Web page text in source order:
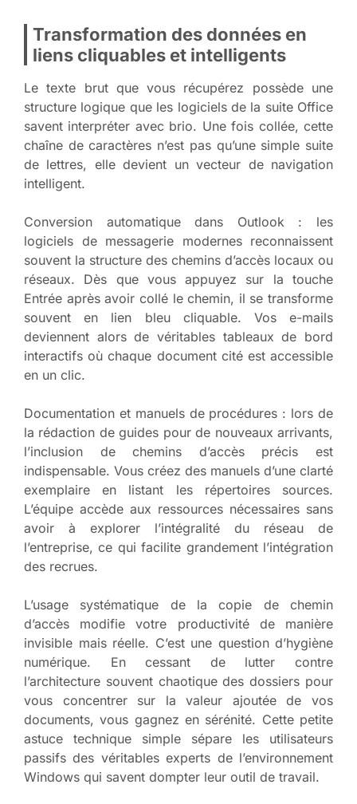
Transformation des données en
liens cliquables et intelligents
Le texte brut que vous récupérez possède une
structure logique que les logiciels de la suite Office
savent interpréter avec brio. Une fois collée, cette
chaîne de caractères n’est pas qu’une simple suite
de lettres, elle devient un vecteur de navigation
intelligent.
Conversion automatique dans Outlook : les
logiciels de messagerie modernes reconnaissent
souvent la structure des chemins d’accès locaux ou
réseaux. Dès que vous appuyez sur la touche
Entrée après avoir collé le chemin, il se transforme
souvent en lien bleu cliquable. Vos e-mails
deviennent alors de véritables tableaux de bord
interactifs où chaque document cité est accessible
en un clic.
Documentation et manuels de procédures : lors de
la rédaction de guides pour de nouveaux arrivants,
l’inclusion de chemins d’accès précis est
indispensable. Vous créez des manuels d’une clarté
exemplaire en listant les répertoires sources.
L’équipe accède aux ressources nécessaires sans
avoir à explorer l’intégralité du réseau de
l’entreprise, ce qui facilite grandement l’intégration
des recrues.
L’usage systématique de la copie de chemin
d’accès modifie votre productivité de manière
invisible mais réelle. C’est une question d’hygiène
numérique. En cessant de lutter contre
l’architecture souvent chaotique des dossiers pour
vous concentrer sur la valeur ajoutée de vos
documents, vous gagnez en sérénité. Cette petite
astuce technique simple sépare les utilisateurs
passifs des véritables experts de l’environnement
Windows qui savent dompter leur outil de travail.